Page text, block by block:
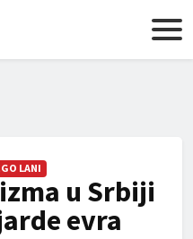
LANI
u Srbiji
evra